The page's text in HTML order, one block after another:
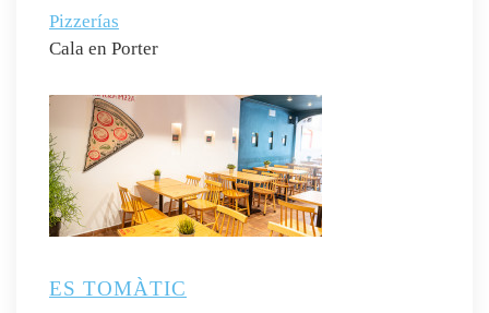
Pizzerías
Cala en Porter
ES TOMÀTIC